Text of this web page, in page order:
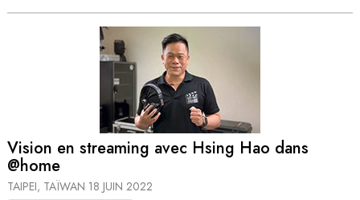
Vision en streaming avec Hsing Hao dans
@home
TAIPEI, TAÏWAN 18 JUIN 2022